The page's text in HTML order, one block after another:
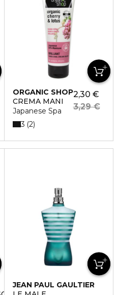
ORGANIC SHOP
CREMA MANI
Japanese Spa
2,30 €
3,29 €
3 2
JEAN PAUL GAULTIER